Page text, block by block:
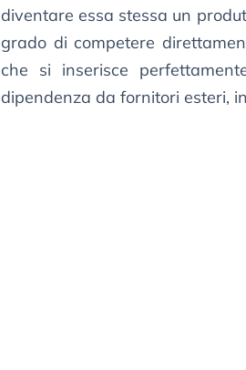
diventare essa stessa un
grado di competere
che si inserisce
dipendenza da fornitori esteri,